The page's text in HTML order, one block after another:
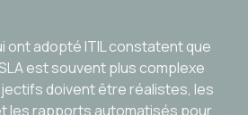
ont adopté ITIL constatent que
est souvent plus complexe
doivent être réalistes, les
les rapports automatisés pour